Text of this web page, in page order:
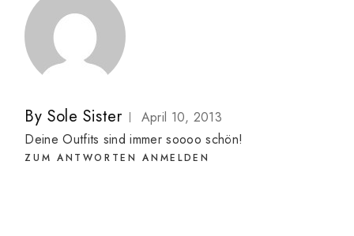
By Sole Sister
April 10, 2013
Deine Outfits sind immer soooo schön!
ZUM ANTWORTEN ANMELDEN